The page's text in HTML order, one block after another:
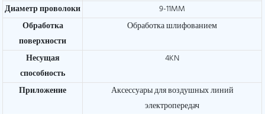
Диаметр проволоки
9-11MM
Обработка
поверхности
Обработка шлифованием
Несущая
способность
4KN
Приложение
Аксессуары для воздушных линий
электропередач